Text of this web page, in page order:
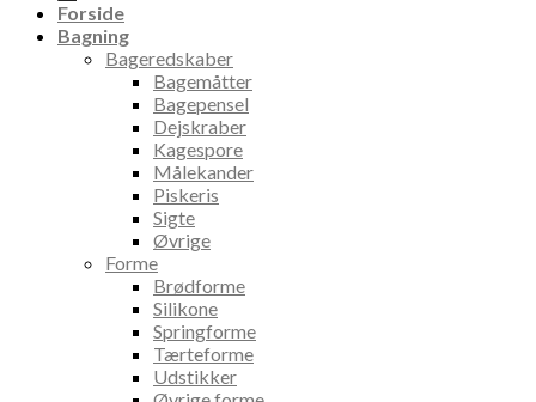
Forside
Bagning
Bageredskaber
Bagemåtter
Bagepensel
Dejskraber
Kagespore
Målekander
Piskeris
Sigte
Øvrige
Forme
Brødforme
Silikone
Springforme
Tærteforme
Udstikker